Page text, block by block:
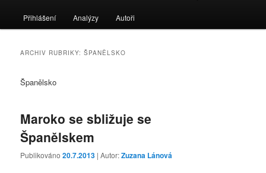
Přihlášení Analýzy Autoři
ARCHIV RUBRIKY:ŠPANĚLSKO
Španělsko
Maroko se sbližuje se
Španělskem
Publikováno20.7.2013 | Autor:Zuzana Lánová